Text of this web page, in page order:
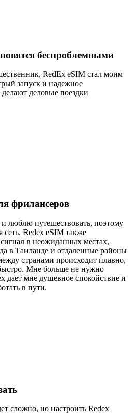
беспроблемными
RedEx eSIM стал моим
запуск и надежное
деловые поездки
фрилансеров
люблю путешествовать, поэтому
сеть. Redex eSIM также
в неожиданных местах,
в Таиланде и отдаленные районы
странами происходит плавно,
Мне больше не нужно
дает мне душевное спокойствие и
в пути.
сложно, но настроить Redex